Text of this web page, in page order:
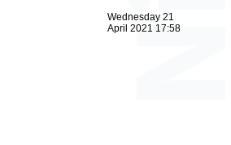
Wednesday 21
April 2021 17:58